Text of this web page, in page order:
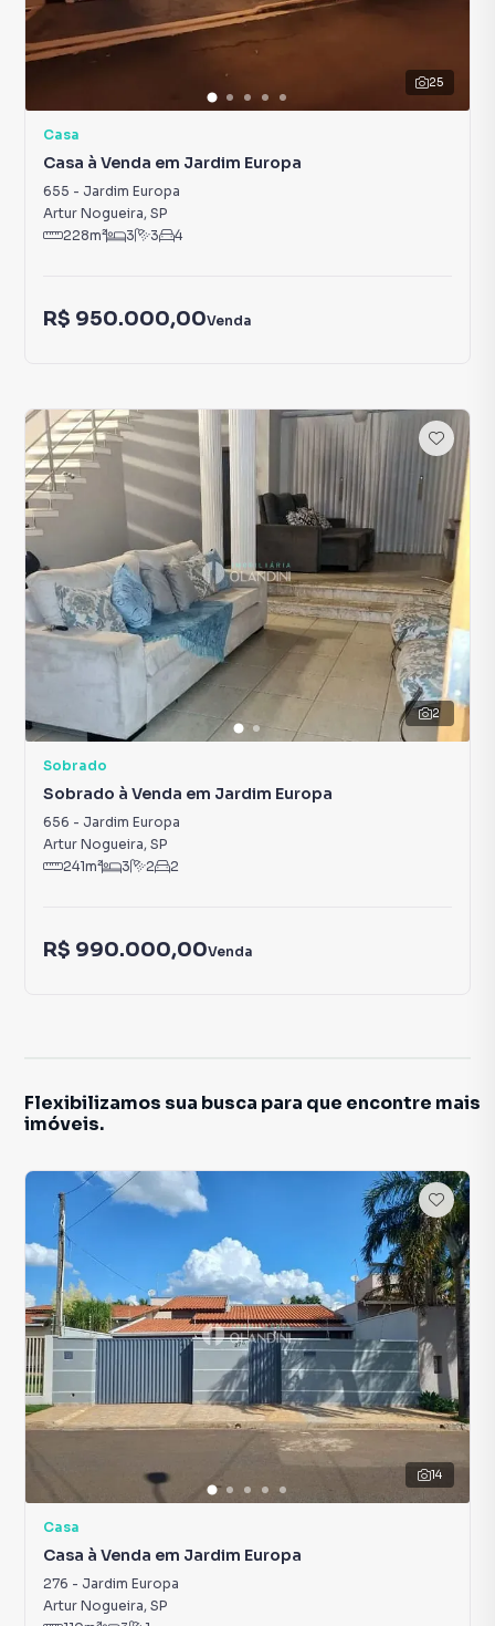
25
Casa
Casa à Venda em Jardim Europa
655 - Jardim Europa
Artur Nogueira, SP
228m² 3 3 4
R$ 950.000,00Venda
2
Sobrado
Sobrado à Venda em Jardim Europa
656 - Jardim Europa
Artur Nogueira, SP
241m² 3 2 2
R$ 990.000,00Venda
Flexibilizamos sua busca para que encontre mais
imóveis.
14
Casa
Casa à Venda em Jardim Europa
276 - Jardim Europa
Artur Nogueira, SP